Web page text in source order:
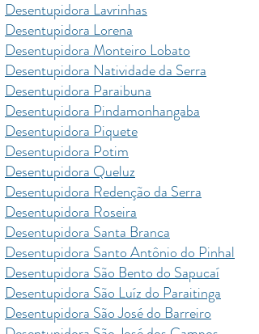
Desentupidora Lavrinhas
Desentupidora Lorena
Desentupidora Monteiro Lobato
Desentupidora Natividade da Serra
Desentupidora Paraibuna
Desentupidora Pindamonhangaba
Desentupidora Piquete
Desentupidora Potim
Desentupidora Queluz
Desentupidora Redenção da Serra
Desentupidora Roseira
Desentupidora Santa Branca
Desentupidora Santo Antônio do Pinhal
Desentupidora São Bento do Sapucaí
Desentupidora São Luíz do Paraitinga
Desentupidora São José do Barreiro